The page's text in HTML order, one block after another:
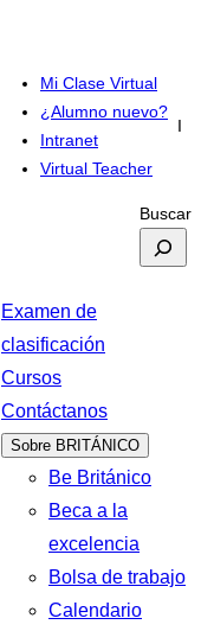
Mi Clase Virtual
¿Alumno nuevo?
Intranet
Virtual Teacher
I
Buscar
Examen de
clasificación
Cursos
Contáctanos
Sobre BRITÁNICO
Be Británico
Beca a la
excelencia
Bolsa de trabajo
Calendario